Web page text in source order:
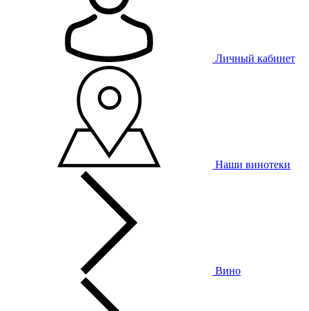
Личный кабинет
Наши винотеки
Вино